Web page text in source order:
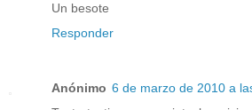
Un besote
Responder
Anónimo 6 de marzo de 2010 a